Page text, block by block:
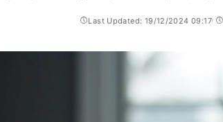
Last Updated: 19/12/2024 09:17